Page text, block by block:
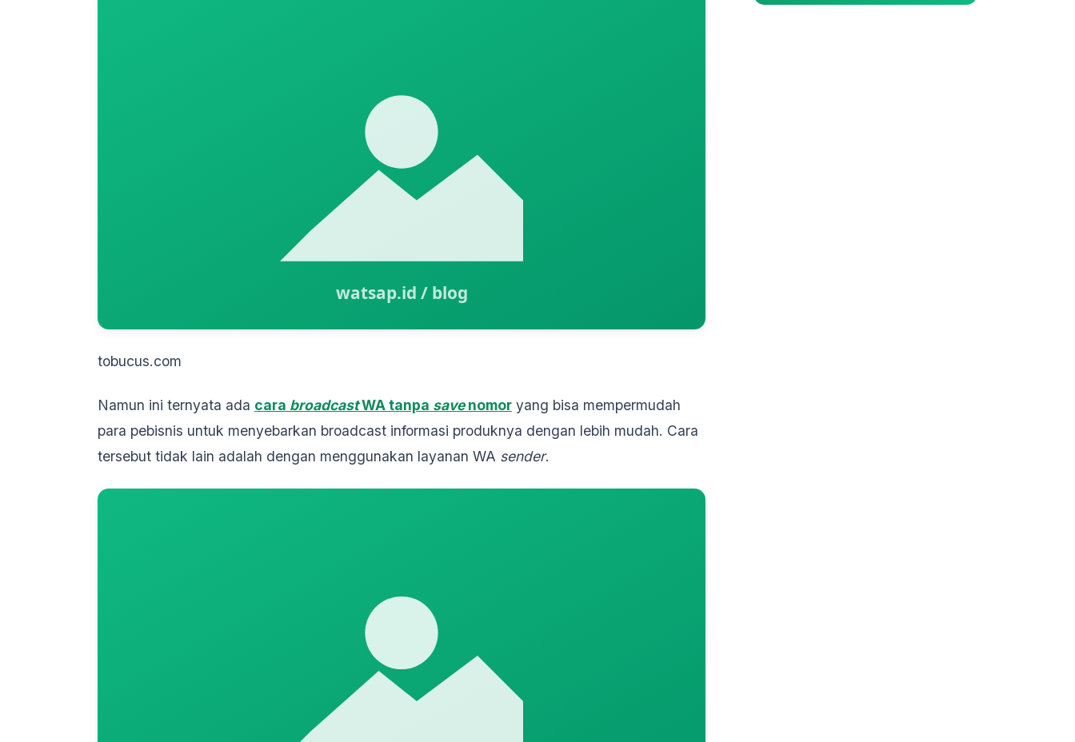
tobucus.com
Namun ini ternyata ada cara broadcastWA tanpa savenomor yang bisa mempermudah
para pebisnis untuk menyebarkan broadcast informasi produknya dengan lebih mudah. Cara
tersebut tidak lain adalah dengan menggunakan layanan WA sender.